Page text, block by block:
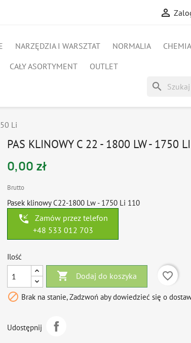

NARZĘDZIA I WARSZTAT NORMALIA CHEMIA
CAŁY ASORTYMENT OUTLET
search
Li
PAS KLINOWY C 22 - 1800 LW - 1750 LI
0,00 zł
Brutto
Pasek klinowy C22-1800 Lw - 1750 Li 110
phone_callback
Zamów przez telefon
+48 533 012 703
Ilość
 Dodaj do koszyka
favorite_border
 Brak na stanie, Zadzwoń aby dowiedzieć się o
Udostępnij